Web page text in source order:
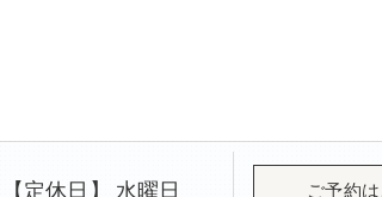
定休日】 水曜日 ご予約